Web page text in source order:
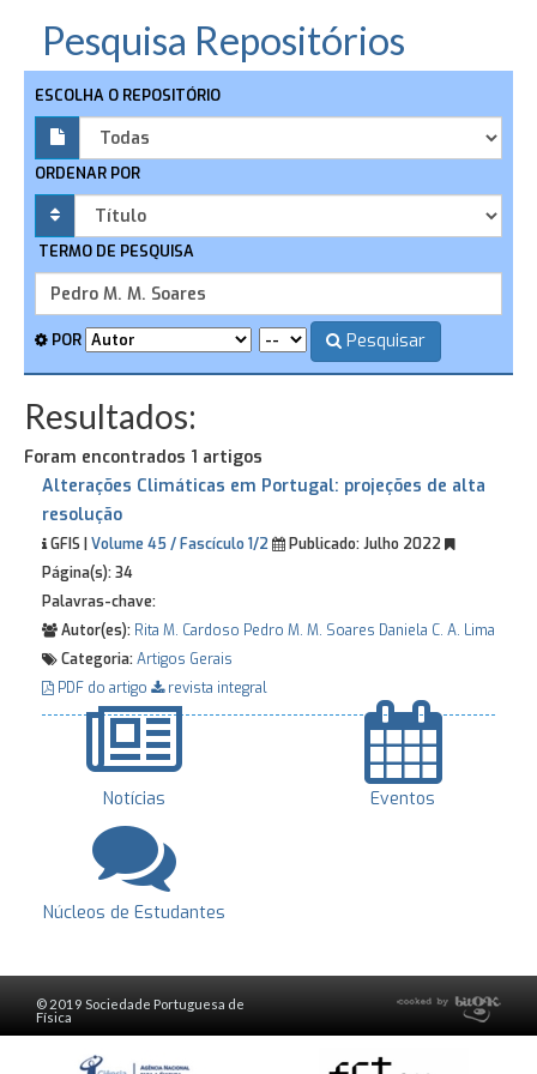
Pesquisa Repositórios
ESCOLHA O REPOSITÓRIO
ORDENAR POR
TERMO DE PESQUISA
POR Pesquisar
Resultados:
Foram encontrados 1 artigos
Alterações Climáticas em Portugal: projeções de alta
resolução
GFIS | Volume 45 / Fascículo 1/2 Publicado:Julho 2022
Página(s):34
Palavras-chave:
Autor(es): Rita M. Cardoso Pedro M. M. Soares Daniela C. A. Lima
Categoria:Artigos Gerais
PDF do artigo
revista integral
Notícias Eventos
Núcleos de Estudantes
© 2019 Sociedade Portuguesa de
Física